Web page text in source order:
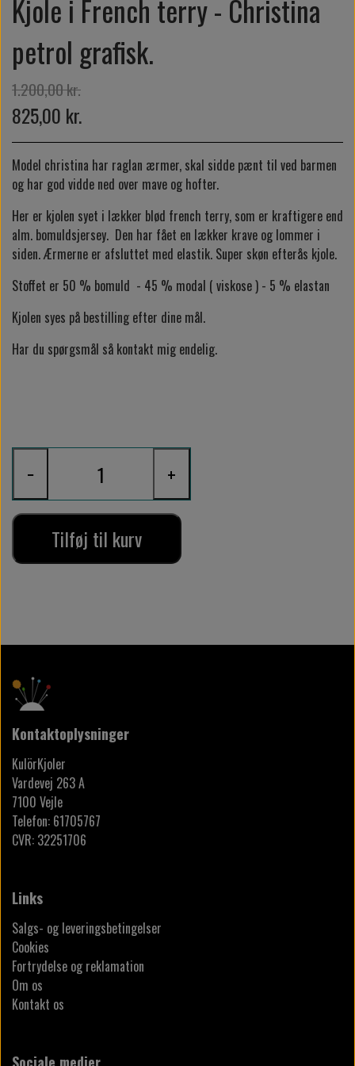
Kjole i French terry - Christina
petrol grafisk.
1.200,00 kr.
825,00 kr.
Model christina har raglan ærmer, skal sidde pænt til ved barmen
og har god vidde ned over mave og hofter.
Her er kjolen syet i lækker blød french terry, som er kraftigere end
alm. bomuldsjersey. Den har fået en lækker krave og lommer i
siden. Ærmerne er afsluttet med elastik. Super skøn efterås kjole.
Stoffet er 50 % bomuld - 45 % modal ( viskose ) - 5 % elastan
Kjolen syes på bestilling efter dine mål.
Har du spørgsmål så kontakt mig endelig.
− +
Tilføj til kurv
Kontaktoplysninger
KulörKjoler
Vardevej 263 A
7100 Vejle
Telefon: 61705767
CVR: 32251706
Links
Salgs- og leveringsbetingelser
Cookies
Fortrydelse og reklamation
Om os
Kontakt os